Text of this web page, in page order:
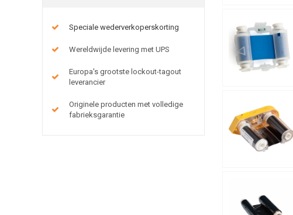
Speciale wederverkoperskorting
Wereldwijde levering met UPS
Europa's grootste lockout-tagout
leverancier
Originele producten met volledige
fabrieksgarantie